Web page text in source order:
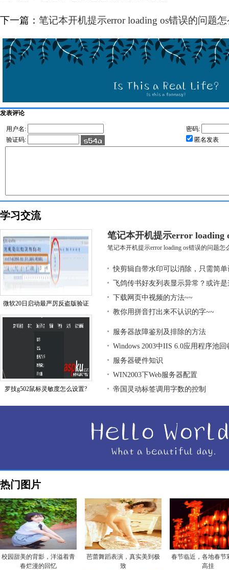
下一篇： 笔记本开机提示error loading os错误的问题
发表评论
用户名:
密码:
验证码:
匿名发表
学习交流
微软20日启动最严厉反盗版验证
罗技g502鼠标灵敏度怎么设置?
笔记本开机提示error loading
笔记本开机提示error loading os错误的问题怎
快剪辑自带水印可以消除，只需简单
飞鸽传书好友列表显示异常？或许
下载网页中视频的方法~~
教你用拼音打出来不认识的字~~
服务器故障鉴别及排除的方法
Windows 2003中IIS 6.0应用程序池回
服务器硬件知识
WIN2003下Web服务器配置
帝国灵动标签调用字数的控制
热门图片
校园甜美的背影，洋溢着青
春烂漫的回忆
芭蕾舞蹈表演，真实美到极
致
春节临近，各地春节
高挂